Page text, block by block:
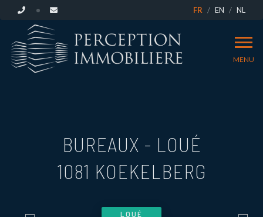
FR EN NL
MENU
BUREAUX - LOUÉ
1081 KOEKELBERG
LOUÉ